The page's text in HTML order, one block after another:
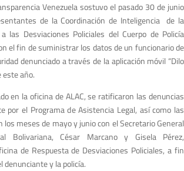
Venezuela sostuvo el pasado 30 de junio
de la Coordinación de Inteligencia de la
las Desviaciones Policiales del Cuerpo de Policía
el fin de suministrar los datos de un funcionario de
denunciado a través de la aplicación móvil “Dilo
este año.
en la oficina de ALAC, se ratificaron las denuncias
por el Programa de Asistencia Legal, así como las
los meses de mayo y junio con el Secretario General
Bolivariana, César Marcano y Gisela Pérez,
de Respuesta de Desviaciones Policiales, a fin
y la policía.